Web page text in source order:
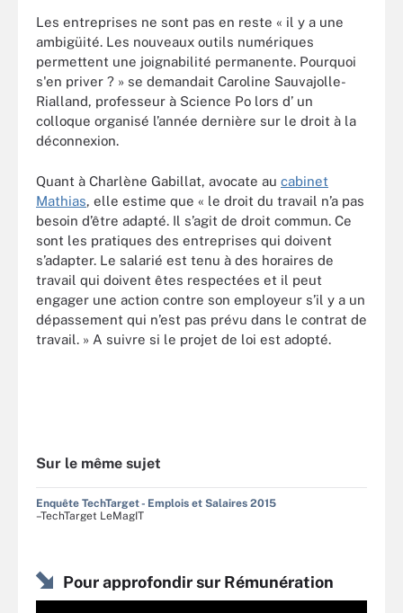
Les entreprises ne sont pas en reste « il y a une
ambigüité. Les nouveaux outils numériques
permettent une joignabilité permanente. Pourquoi
s'en priver ? » se demandait Caroline Sauvajolle-
Rialland, professeur à Science Po lors d’ un
colloque organisé l’année dernière sur le droit à la
déconnexion.
Quant à Charlène Gabillat, avocate au cabinet
Mathias, elle estime que « le droit du travail n’a pas
besoin d’être adapté. Il s’agit de droit commun. Ce
sont les pratiques des entreprises qui doivent
s’adapter. Le salarié est tenu à des horaires de
travail qui doivent êtes respectées et il peut
engager une action contre son employeur s’il y a un
dépassement qui n’est pas prévu dans le contrat de
travail. » A suivre si le projet de loi est adopté.
Sur le même sujet
Enquête TechTarget - Emplois et Salaires 2015
–TechTarget LeMagIT
Pour approfondir sur Rémunération